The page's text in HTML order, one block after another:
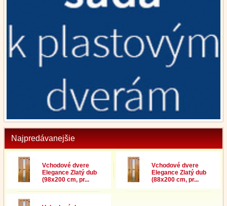
Najpredávanejšie
Vchodové dvere
Elegance Zlatý dub
(98x200 cm, pr...
Vchodové dvere
Elegance Zlatý dub
(88x200 cm, pr...